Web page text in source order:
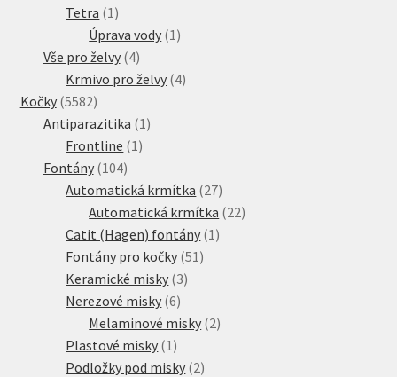
Tetra 1 1
produkt
Úprava vody 1 1
Vše pro želvy 44
produkty
Krmivo pro želvy 44
Kočky 55825582
produktů
Antiparazitika 1 1
Frontline 1 1
Fontány 104104
produktů
Automatická krmítka 2727
produktů
Automatická krmítka 2222
Catit (Hagen) fontány 1 1
Fontány pro kočky 51 51
Keramické misky 33
Nerezové misky 66
produktů
Melaminové misky 22
Plastové misky 1 1
produkt
Podložky pod misky 22